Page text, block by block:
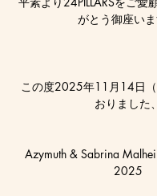
がとう御座いま
この度2025年11月14日
おりました、
Azymuth & Sabrina
2025